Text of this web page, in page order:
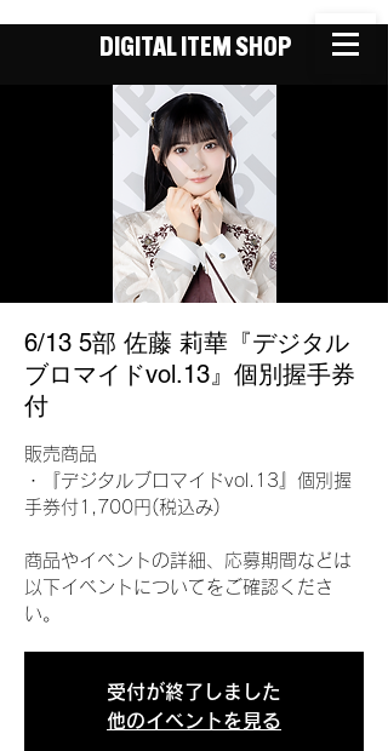
DIGITAL ITEM SHOP
6/13 5部 佐藤 莉華『デジタル
ブロマイドvol.13』個別握手券
付
販売商品
・『デジタルブロマイドvol.13』個別握
手券付1,700円(税込み)
商品やイベントの詳細、応募期間などは
以下イベントについてをご確認くださ
い。
受付が終了しました
他のイベントを見る